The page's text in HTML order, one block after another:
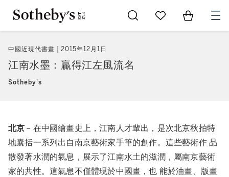
Go to My Favorites
Items in
中國近現代書畫 2015年12月1日
江南水墨：贏得江左風流名
Sotheby's
北京﹣ 在中國繪畫史上，江南人才輩出，是次北京秋拍特
地囊括一系列出自南京藝術家手筆的創作。這些藝術作 品
散發著水潤的氣息，展示了江南水土的滋潤，屬南京藝術
家的共性。這氣息不僅體現於中國畫，也 能於油畫、版畫